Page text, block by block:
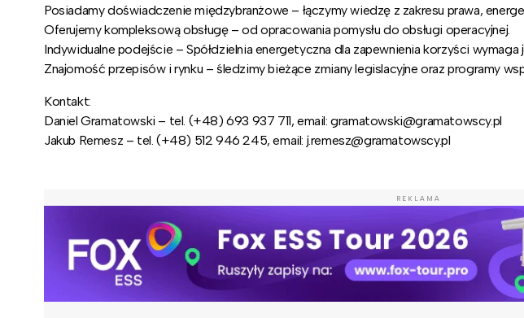
Posiadamy doświadczenie międzybranżowe – łączymy wiedzę z zakresu prawa,
Oferujemy kompleksową obsługę – od opracowania pomysłu do obsługi operacyjnej.
Indywidualne podejście – Spółdzielnia energetyczna dla zapewnienia korzyści wymaga
Znajomość przepisów i rynku – śledzimy bieżące zmiany legislacyjne oraz programy
Kontakt:
Daniel Gramatowski – tel. (+48) 693 937 711, email: gramatowski@gramatowscy.pl
Jakub Remesz – tel. (+48) 512 946 245, email: j.remesz@gramatowscy.pl
REKLAMA